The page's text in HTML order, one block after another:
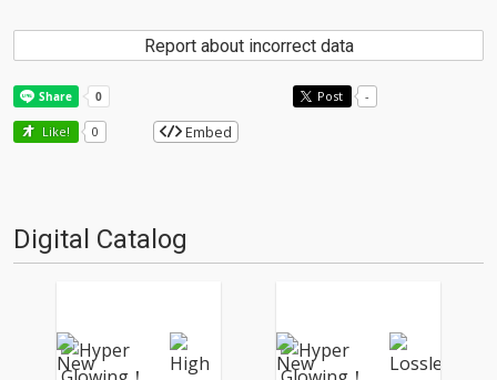
Report about incorrect data
Post -
Like! 0 Embed
Digital Catalog